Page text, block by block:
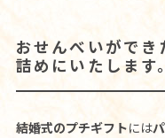
おせんべいがで
詰めにいたします。
結婚式のプチギフトには